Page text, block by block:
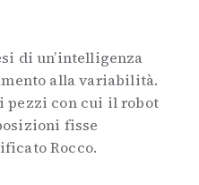
di un’intelligenza
alla variabilità.
i pezzi con cui il robot
fisse
Rocco.